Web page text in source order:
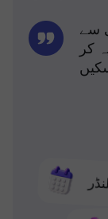
سے
کر